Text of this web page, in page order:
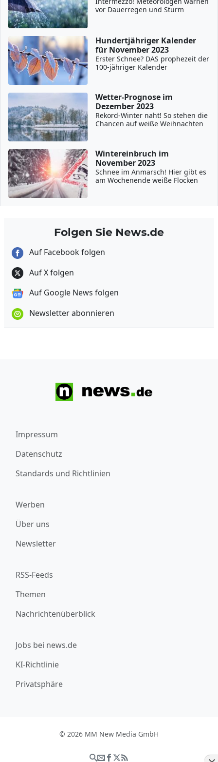
vor Dauerregen und Sturm
Hundertjähriger Kalender
für November 2023
Erster Schnee? DAS prophezeit der
100-jähriger Kalender
Wetter-Prognose im
Dezember 2023
Rekord-Winter naht! So stehen die
Chancen auf weiße Weihnachten
Wintereinbruch im
November 2023
Schnee im Anmarsch! Hier gibt es
am Wochenende weiße Flocken
Folgen Sie News.de
Auf Facebook folgen
Auf X folgen
Auf Google News folgen
Newsletter abonnieren
Impressum
Datenschutz
Standards und Richtlinien
Werben
Über uns
Newsletter
RSS-Feeds
Themen
Nachrichtenüberblick
Jobs bei news.de
KI-Richtlinie
Privatsphäre
© 2026 MM New Media GmbH